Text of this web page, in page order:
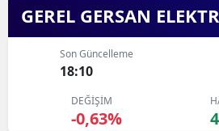
GEREL GERSAN
Son Güncelleme
18:10
DEĞİŞİM
-0,63%